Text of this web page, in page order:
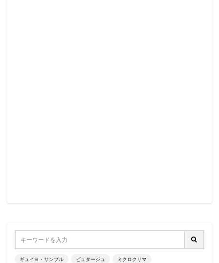
ギュイヨ・サンプル ビュタージュ ミクロクリマ